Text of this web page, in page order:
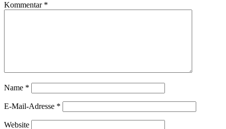
Kommentar *
Name *
E-Mail-Adresse *
Website